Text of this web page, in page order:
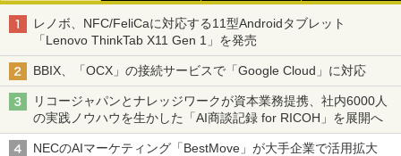
レノボ、NFC/FeliCaに対応する11型Androidタブレット
「Lenovo ThinkTab X11 Gen 1」を発売
BBIX、「OCX」の接続サービスで「Google Cloud」に対応
リコージャパンとナレッジワークが資本業務提携、社内6000人
の実践ノウハウを生かした「AI商談記録 for RICOH」を展開へ
NECのAIマーケティング「BestMove」が大手企業で活用拡大